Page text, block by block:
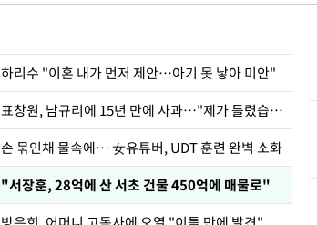
하리수 "이혼 내가 먼저 제안…아기 못 낳아 미안"
표창원, 남규리에 15년 만에 사과…"제가 틀렸습니다"
손 묶인채 물속에… 女유튜버, UDT 훈련 완벽 소화
"서장훈, 28억에 산 서초 건물 450억에 매물로"